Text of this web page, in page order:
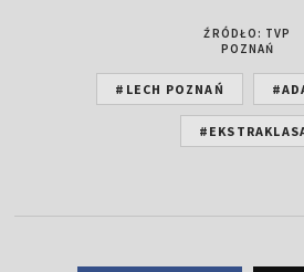
ŹRÓDŁO: TVP
POZNAŃ
#LECH POZNAŃ